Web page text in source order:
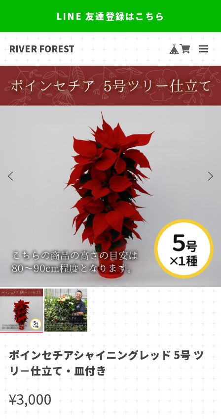
LINE 友達登録はこちら
RIVER FOREST
ポインセチアシャイニングレッド 5号 ツ
リ－仕立て・皿付き
¥3,000